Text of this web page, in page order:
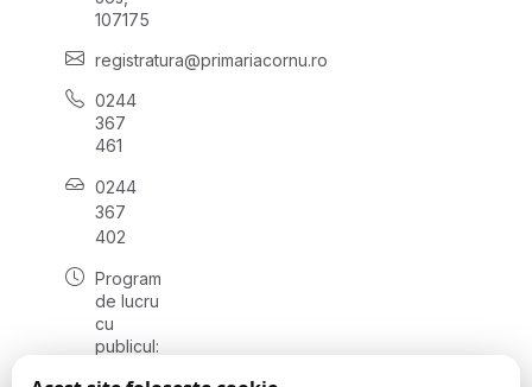
107175
registratura@primariacornu.ro
0244
367
461
0244
367
402
Program
de lucru
cu
publicul: